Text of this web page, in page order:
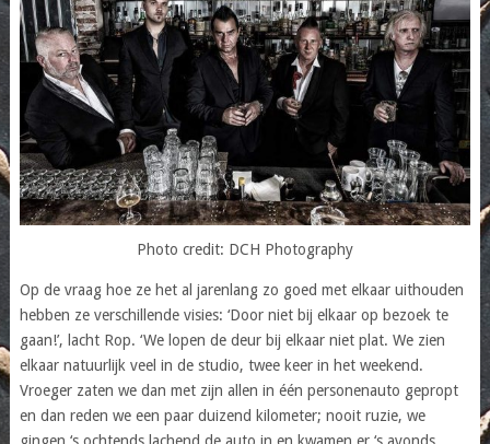
Photo credit: DCH Photography
Op de vraag hoe ze het al jarenlang zo goed met elkaar uithouden
hebben ze verschillende visies: ‘Door niet bij elkaar op bezoek te
gaan!’, lacht Rop. ‘We lopen de deur bij elkaar niet plat. We zien
elkaar natuurlijk veel in de studio, twee keer in het weekend.
Vroeger zaten we dan met zijn allen in één personenauto gepropt
en dan reden we een paar duizend kilometer; nooit ruzie, we